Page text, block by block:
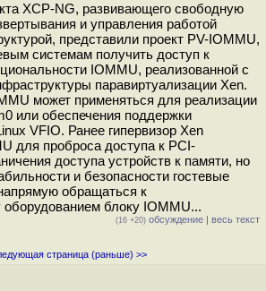
XCP-NG, развивающего свободную
и управления работой
представили проект PV-IOMMU,
системам получить доступ к
IOMMU, реализованной с
паравиртуализации Xen.
может применяться для реализации
или обеспечения поддержки
VFIO. Ранее гипервизор Xen
для проброса доступа к PCI-
доступа устройств к памяти, но
и безопасности гостевые
обращаться к
блоку IOMMU...
(16 +20) обсуждение | весь текст
страница (раньше) >>